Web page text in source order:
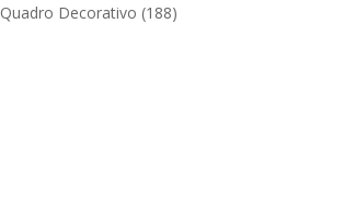
Quadro Decorativo 188188